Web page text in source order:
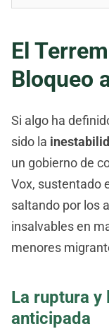
El
Bloqueo
Si algo ha
sido la
un gobierno de
Vox, sustentado
saltando por los
insalvables en
menores
La ruptura y
anticipada